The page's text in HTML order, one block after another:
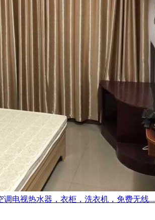
电视热水器，衣柜，洗衣机，免费无线...